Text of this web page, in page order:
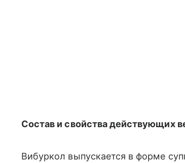
Состав и свойства действующих
Вибуркол выпускается в форме